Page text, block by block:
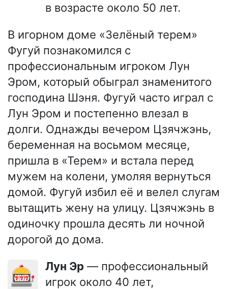
в возрасте около 50 лет.
В игорном доме «Зелёный терем»
Фугуй познакомился с
профессиональным игроком Лун
Эром, который обыграл знаменитого
господина Шэня. Фугуй часто играл с
Лун Эром и постепенно влезал в
долги. Однажды вечером Цзячжэнь,
беременная на восьмом месяце,
пришла в «Терем» и встала перед
мужем на колени, умоляя вернуться
домой. Фугуй избил её и велел слугам
вытащить жену на улицу. Цзячжэнь в
одиночку прошла десять ли ночной
дорогой до дома.
🎰 Лун Эр — профессиональный
игрок около 40 лет,